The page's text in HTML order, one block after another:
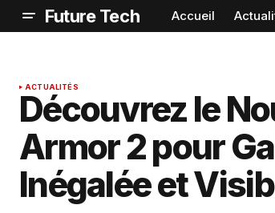
Future Tech Accueil
ACTUALITÉS
Découvrez le
Armor 2 pour
Inégalée et